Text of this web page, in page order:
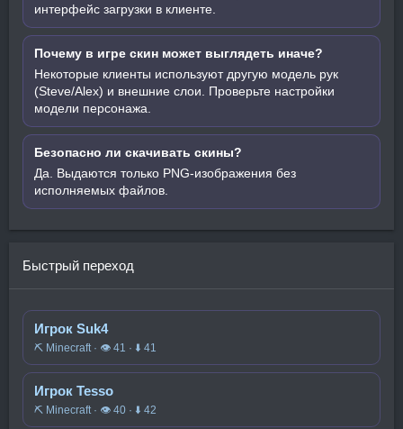
интерфейс загрузки в клиенте.
Почему в игре скин может выглядеть иначе?
Некоторые клиенты используют другую модель рук
(Steve/Alex) и внешние слои. Проверьте настройки
модели персонажа.
Безопасно ли скачивать скины?
Да. Выдаются только PNG-изображения без
исполняемых файлов.
Быстрый переход
Игрок Suk4
⛏️ Minecraft · 👁 41 · ⬇ 41
Игрок Tesso
⛏️ Minecraft · 👁 40 · ⬇ 42